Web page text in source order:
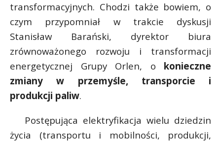
transformacyjnych. Chodzi także bowiem, o
czym przypomniał w trakcie dyskusji
Stanisław Barański, dyrektor biura
zrównoważonego rozwoju i transformacji
energetycznej Grupy Orlen, o konieczne
zmiany w przemyśle, transporcie i
produkcji paliw.
Postępująca elektryfikacja wielu dziedzin
życia (transportu i mobilności, produkcji,